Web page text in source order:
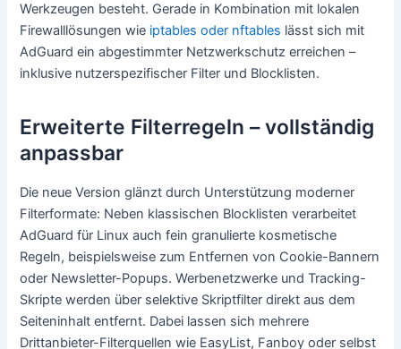
Werkzeugen besteht. Gerade in Kombination mit lokalen
Firewalllösungen wie iptables oder nftables lässt sich mit
AdGuard ein abgestimmter Netzwerkschutz erreichen –
inklusive nutzerspezifischer Filter und Blocklisten.
Erweiterte Filterregeln – vollständig
anpassbar
Die neue Version glänzt durch Unterstützung moderner
Filterformate: Neben klassischen Blocklisten verarbeitet
AdGuard für Linux auch fein granulierte kosmetische
Regeln, beispielsweise zum Entfernen von Cookie-Bannern
oder Newsletter-Popups. Werbenetzwerke und Tracking-
Skripte werden über selektive Skriptfilter direkt aus dem
Seiteninhalt entfernt. Dabei lassen sich mehrere
Drittanbieter-Filterquellen wie EasyList, Fanboy oder selbst